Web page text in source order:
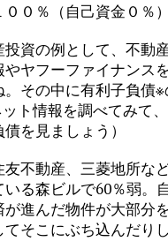
０％（自己資金０％
資の例として、不動
やヤフーファイナンス
その中に有利子負債
ット情報を調べてみ
を見ましょう）
不動産、三菱地所な
る森ビルで60％弱。
が進んだ物件が大部分
てそこにぶち込んだり